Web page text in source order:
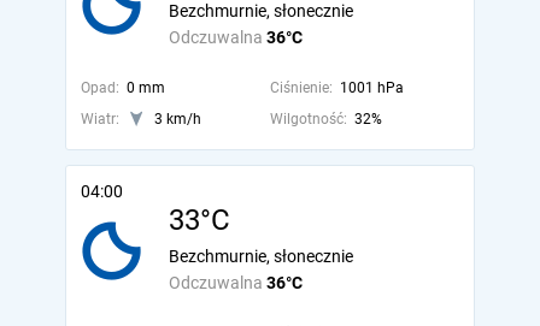
Odczuwalna 36°C
Bezchmurnie, słonecznie
Opad: 0 mm Ciśnienie: 1001 hPa
Wiatr:
3 km/h Wilgotność: 32%
04:00
33°C
Odczuwalna 36°C
Bezchmurnie, słonecznie